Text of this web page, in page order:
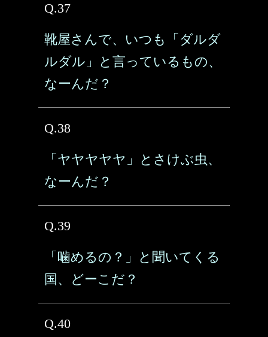
Q.37
靴屋さんで、いつも「ダルダ
ルダル」と言っているもの、
なーんだ？
Q.38
「ヤヤヤヤヤ」とさけぶ虫、
なーんだ？
Q.39
「噛めるの？」と聞いてくる
国、どーこだ？
Q.40